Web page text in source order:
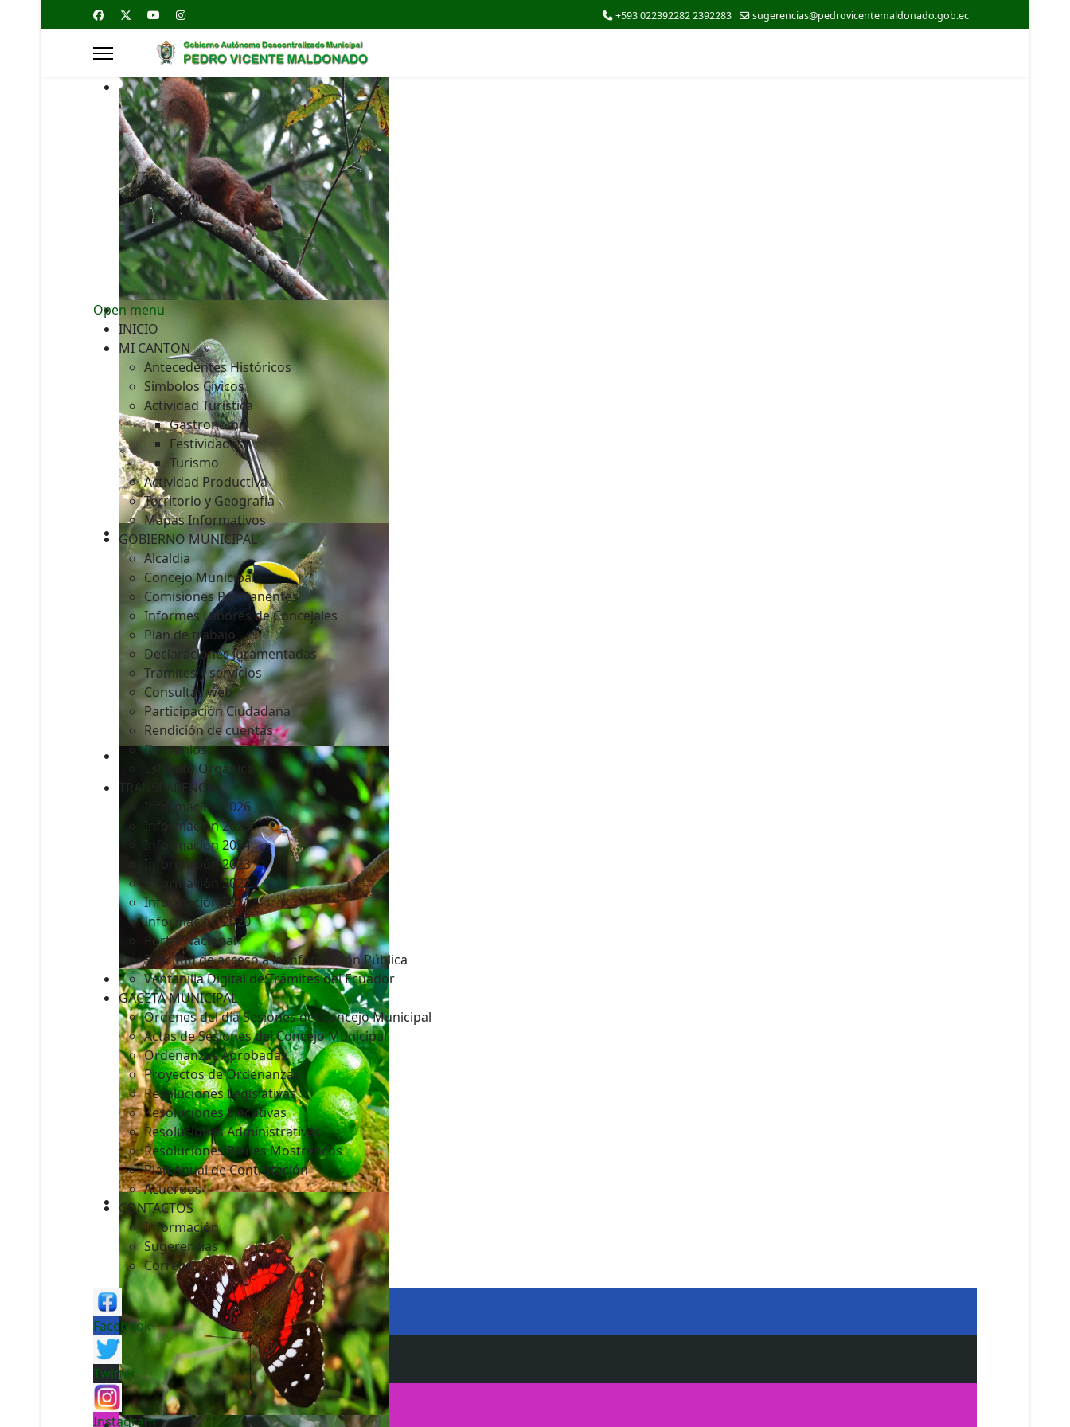
+593 022392282 2392283 sugerencias@pedrovicentemaldonado.gob.ec
Open menu
INICIO
MI CANTON
Antecedentes Históricos
Simbolos Cívicos
Actividad Turística
Gastronomía
Festividades
Turismo
Actividad Productiva
Territorio y Geografía
Mapas Informativos
GOBIERNO MUNICIPAL
Alcaldia
Concejo Municipal
Comisiones Permanentes
Informes Labores de Concejales
Plan de trabajo
Declaraciones Juramentadas
Tramites y servicios
Consultas web
Participación Ciudadana
Rendición de cuentas
Convenios
Estatuto Orgánico
TRANSPARENCIA
Informacion 2026
Informacion 2025
Informacion 2024
Información 2023
Información 2022
Información 2021
Información 2020
Portal Nacional
Solicitud de acceso a la Información Pública
Ventanilla Digital de Trámites del Ecuador
GACETA MUNICIPAL
Ordenes del día Sesiones del Concejo Municipal
Actas de Sesiones del Concejo Municipal
Ordenanzas Aprobadas
Proyectos de Ordenanzas
Resoluciones Legislativas
Resoluciones Ejecutivas
Resoluciones Administrativas
Resoluciones Bienes Mostrencos
Plan Anual de Contratación
Acuerdos
CONTACTOS
Información
Sugerencias
Correos
Facebook
Twitter
Instagram